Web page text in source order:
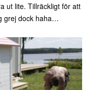
ut lite. Tillräckligt för att
grej dock haha…